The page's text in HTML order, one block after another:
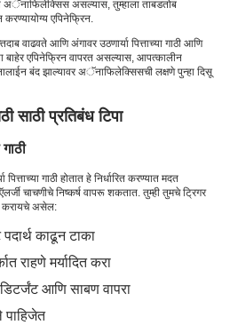
अॅनाफिलेक्सिस असल्यास, तुम्हाला ताबडतोब
एपिनेफ्रिन.
वाढवते आणि अंगावर उठणार्या पित्ताच्या गाठी आणि
बाहेर एपिनेफ्रिन वापरत असल्यास, आपत्कालीन
बंद झाल्यावर अॅनाफिलेक्सिसची लक्षणे पुन्हा दिसू
साठी प्रतिबंध टिपा
गाठी होतात हे निर्धारित करण्यात मदत
चाचणीचे निष्कर्ष वापरू शकतात. तुम्ही तुमचे ट्रिगर
करायचे असेल:
पदार्थ काढून टाका
राहणे मर्यादित करा
आणि साबण वापरा
पाहिजेत